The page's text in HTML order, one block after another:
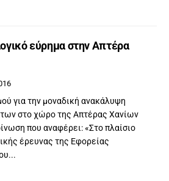
εύρημα στην Απτέρα
για την μοναδική ανακάλυψη
στο χώρο της Απτέρας Χανίων
που αναφέρει: «Στο πλαίσιο
έρευνας της Εφορείας